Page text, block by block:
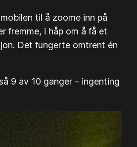
til å zoome inn på
fremme, i håp om å få et
Det fungerte omtrent én
9 av 10 ganger – ingenting